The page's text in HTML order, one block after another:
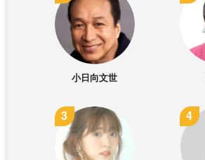
小日向文世